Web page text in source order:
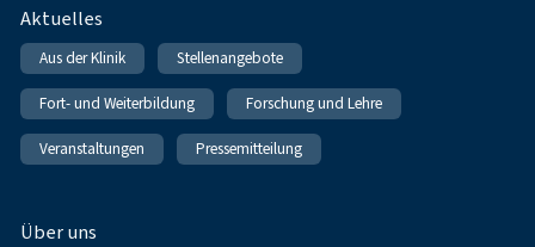
Fußnavigation
Aktuelles
Aus der Klinik Stellenangebote
Fort- und Weiterbildung Forschung und Lehre
Veranstaltungen Pressemitteilung
Über uns